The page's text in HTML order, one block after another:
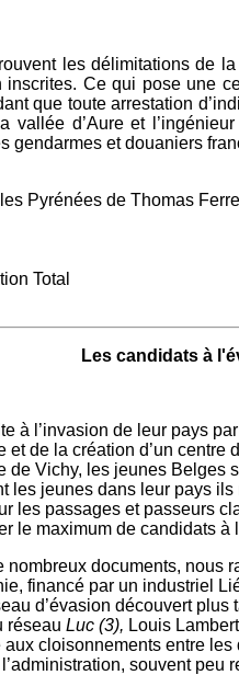
les délimitations de
Ce qui pose une
que toute arrestation
vallée d’Aure et
gendarmes et douaniers
Pyrénées de Thomas
Total
à
à l’invasion de leur pays
et de la création d’un
de Vichy, les jeunes Belges
les jeunes dans leur pays
les passages et passeurs
le maximum de candidats à
documents, nous
financé par un industriel
d’évasion découvert plus
réseau Luc (3), Louis
cloisonnements entre
souvent peu